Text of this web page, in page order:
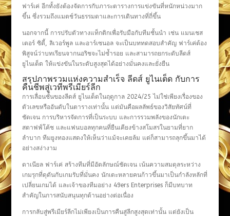
ฟาร์เค่ อีกทั้งยังต้องจัดการกับภาระตารางการแข่งขันที่หนักหน่วงมาก
ขึ้น ซึ่งรวมถึงแมตช์วันธรรมดาและการเดินทางที่ถี่ขึ้น
นอกจากนี้ การปรับตัวทางแท็กติกเพื่อรับมือกับทีมชั้นนำ เช่น แมนเชส
เตอร์ ซิตี้, ลิเวอร์พูล และอาร์เซนอล จะเป็นบททดสอบสำคัญ ฟาร์เค่ต้อง
พิสูจน์ว่าบทเรียนจากนอริชจะไม่ซ้ำรอย และสามารถยกระดับลีดส์
ยูไนเต็ด ให้แข่งขันในระดับสูงสุดได้อย่างมั่นคงและยั่งยืน
สรุปภาพรวมแห่งความสำเร็จ ลีดส์ ยูไนเต็ด กับการ
คืนชีพสู่เวทีพรีเมียร์ลีก
การเลื่อนชั้นของลีดส์ ยูไนเต็ดในฤดูกาล 2024/25 ไม่ใช่เพียงเรื่องของ
ตัวเลขหรืออันดับในตารางเท่านั้น แต่มันคือผลลัพธ์ของวิสัยทัศน์ที่
ชัดเจน การบริหารจัดการที่เป็นระบบ และการรวมพลังของนักเตะ
สตาฟฟ์โค้ช และแฟนบอลทุกคนที่ยืนเคียงข้างสโมสรในยามที่ยาก
ลำบาก ทีมยูงทองแสดงให้เห็นว่าแม้จะเคยล้ม แต่ก็สามารถลุกขึ้นมาได้
อย่างสง่างาม
ดาเนียล ฟาร์เค่ สร้างทีมที่มีอัตลักษณ์ชัดเจน เน้นความสมดุลระหว่าง
เกมรุกที่ดุดันกับเกมรับที่มั่นคง นักเตะหลายคนก้าวขึ้นมาเป็นกำลังหลักที่
เปลี่ยนเกมได้ และเจ้าของทีมอย่าง 49ers Enterprises ก็มีบทบาท
สำคัญในการสนับสนุนทุกด้านอย่างต่อเนื่อง
การกลับสู่พรีเมียร์ลีกไม่เพียงเป็นการคืนสู่ลีกสูงสุดเท่านั้น แต่ยังเป็น